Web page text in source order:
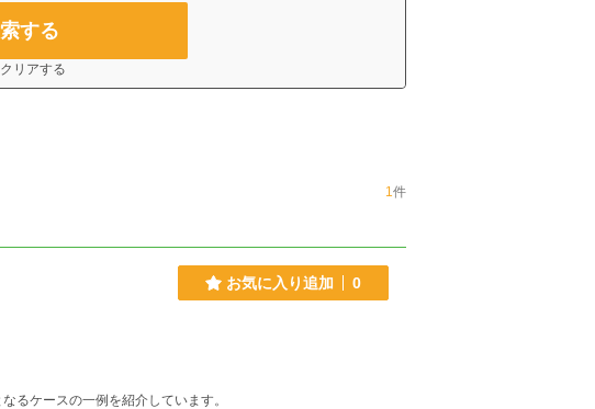
する
リアする
1件
お気に入り追加 0
るケースの一例を紹介しています。